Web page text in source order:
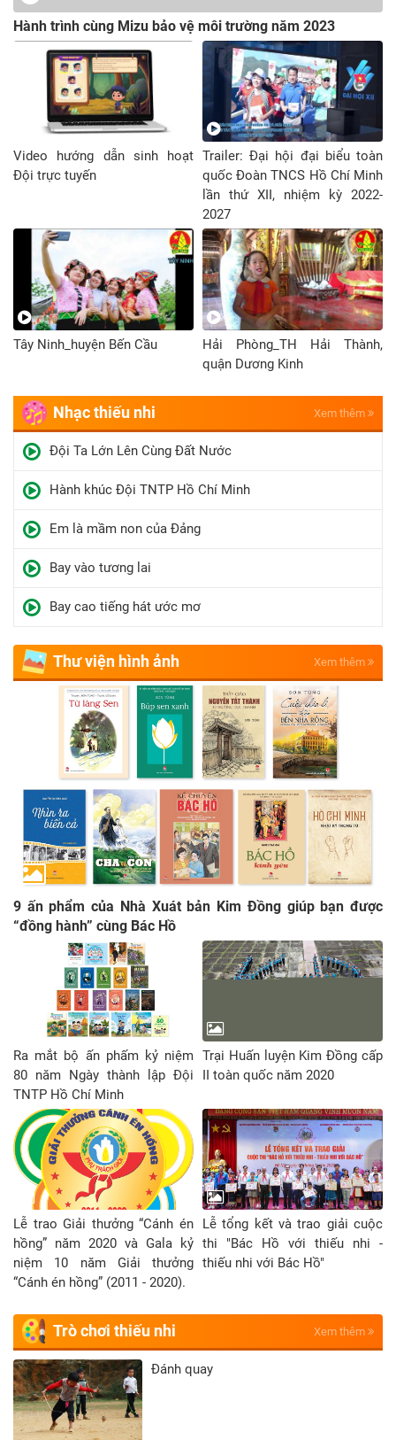
Hành trình cùng Mizu bảo vệ môi trường năm 2023
Video hướng dẫn sinh hoạt
Đội trực tuyến
Trailer: Đại hội đại biểu toàn
quốc Đoàn TNCS Hồ Chí Minh
lần thứ XII, nhiệm kỳ 2022-
2027
Tây Ninh_huyện Bến Cầu
Hải Phòng_TH Hải Thành,
quận Dương Kinh
Nhạc thiếu nhi Xem thêm
Đội Ta Lớn Lên Cùng Đất Nước
Hành khúc Đội TNTP Hồ Chí Minh
Em là mầm non của Đảng
Bay vào tương lai
Bay cao tiếng hát ước mơ
Thư viện hình ảnh Xem thêm
9 ấn phẩm của Nhà Xuát bản Kim Đồng giúp bạn được
“đồng hành” cùng Bác Hồ
Ra mắt bộ ấn phấm kỷ niệm
80 năm Ngày thành lập Đội
TNTP Hồ Chí Minh
Trại Huấn luyện Kim Đồng cấp
II toàn quốc năm 2020
Lễ trao Giải thưởng “Cánh én
hồng” năm 2020 và Gala kỷ
niệm 10 năm Giải thưởng
“Cánh én hồng” (2011 - 2020).
Lễ tổng kết và trao giải cuộc
thi "Bác Hồ với thiếu nhi -
thiếu nhi với Bác Hồ"
Trò chơi thiếu nhi Xem thêm
Đánh quay